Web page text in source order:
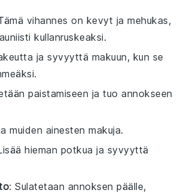
vihannes on kevyt ja mehukas,
kullanruskeaksi.
ja syvyyttä makuun, kun se
paistamiseen ja tuo annokseen
muiden ainesten makuja.
hieman potkua ja syvyyttä
: Sulatetaan annoksen päälle,